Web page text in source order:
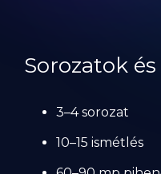
Sorozatok
3–4 sorozat
10–15 ismétlés